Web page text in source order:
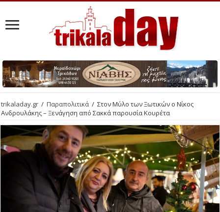
trikaladay.gr / Παραπολιτικά / Στον Μύλο των Ξωτικών ο Νίκος
Ανδρουλάκης – Ξενάγηση από Σακκά παρουσία Κουρέτα